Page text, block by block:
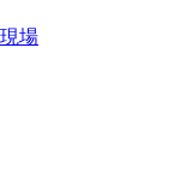
場